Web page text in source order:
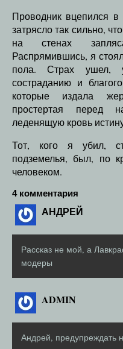
Проводник вцепился
затрясло так сильно,
на стенах
Распрямившись, я
пола. Страх ушел,
состраданию и
которые издала
простертая перед
леденящую кровь
Тот, кого я убил,
подземелья, был, по
человеком.
4 комментария
АНДРЕЙ
Рассказ не мой, а
модеры
ADMIN
Андрей, предупреждать